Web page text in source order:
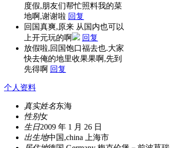
度假,朋友们帮忙照料我的菜
地啊,谢谢啦 回复
回国真爽,原来 从国内也可以
上开元玩的啊
回复
放假啦,回国饱口福去也.大家
快去俺的地里收果果啊,先到
先得啊 回复
个人资料
真实姓名东海
性别女
生日2009 年 1 月 26 日
出生地中国,china 上海市